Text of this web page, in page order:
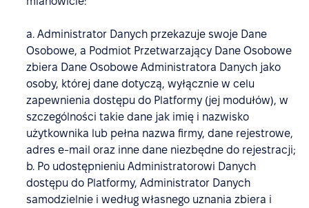
a. Administrator Danych przekazuje swoje Dane
Osobowe, a Podmiot Przetwarzający Dane Osobowe
zbiera Dane Osobowe Administratora Danych jako
osoby, której dane dotyczą, wyłącznie w celu
zapewnienia dostępu do Platformy (jej modułów), w
szczególności takie dane jak imię i nazwisko
użytkownika lub pełna nazwa firmy, dane rejestrowe,
adres e-mail oraz inne dane niezbędne do rejestracji;
b. Po udostępnieniu Administratorowi Danych
dostępu do Platformy, Administrator Danych
samodzielnie i według własnego uznania zbiera i